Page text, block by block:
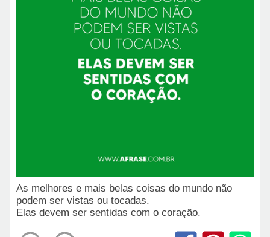
As melhores e mais belas coisas do mundo não
podem ser vistas ou tocadas.
Elas devem ser sentidas com o coração.